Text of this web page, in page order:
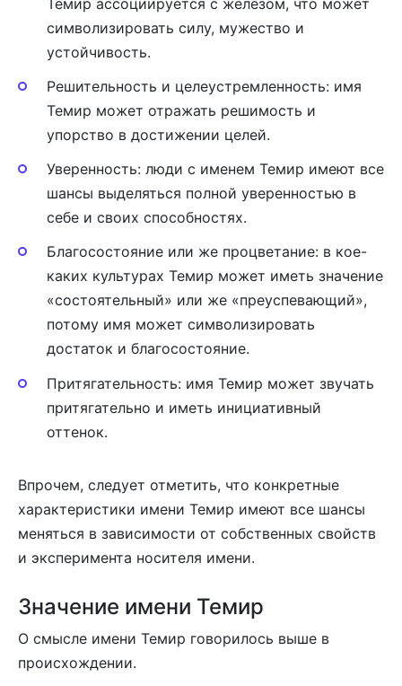
символизировать силу, мужество и
устойчивость.
Решительность и целеустремленность: имя
Темир может отражать решимость и
упорство в достижении целей.
Уверенность: люди с именем Темир имеют все
шансы выделяться полной уверенностью в
себе и своих способностях.
Благосостояние или же процветание: в кое-
каких культурах Темир может иметь значение
«состоятельный» или же «преуспевающий»,
потому имя может символизировать
достаток и благосостояние.
Притягательность: имя Темир может звучать
притягательно и иметь инициативный
оттенок.
Впрочем, следует отметить, что конкретные
характеристики имени Темир имеют все шансы
меняться в зависимости от собственных свойств
и эксперимента носителя имени.
Значение имени Темир
О смысле имени Темир говорилось выше в
происхождении.